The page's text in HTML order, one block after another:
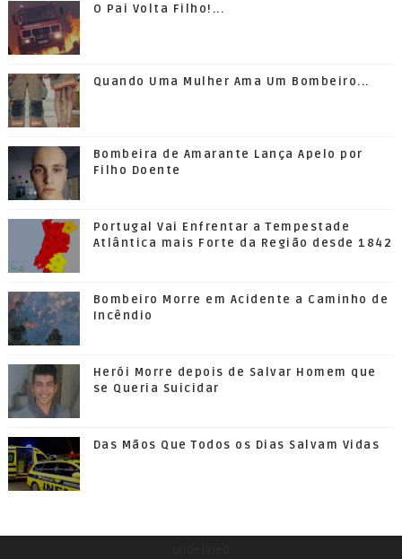
O Pai Volta Filho!...
Quando Uma Mulher Ama Um Bombeiro...
Bombeira de Amarante Lança Apelo por
Filho Doente
Portugal Vai Enfrentar a Tempestade
Atlântica mais Forte da Região desde 1842
Bombeiro Morre em Acidente a Caminho de
Incêndio
Herói Morre depois de Salvar Homem que
se Queria Suicidar
Das Mãos Que Todos os Dias Salvam Vidas